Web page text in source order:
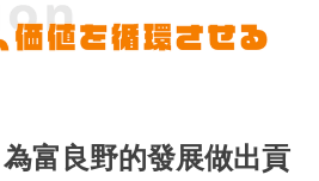
富良野的發展做出貢